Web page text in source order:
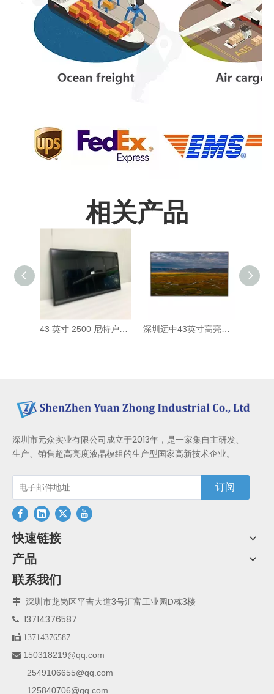
相关产品
深圳市元众实业有限公司成立于2013年，是一家集自主研发、
生产、销售超高亮度液晶模组的生产型国家高新技术企业。
订阅
快速链接
产品
联系我们
 深圳市龙岗区平吉大道3号汇富工业园D栋3楼
 13714376587
 13714376587
 150318219@qq.com
2549106655@qq.com
125840706@qq.com